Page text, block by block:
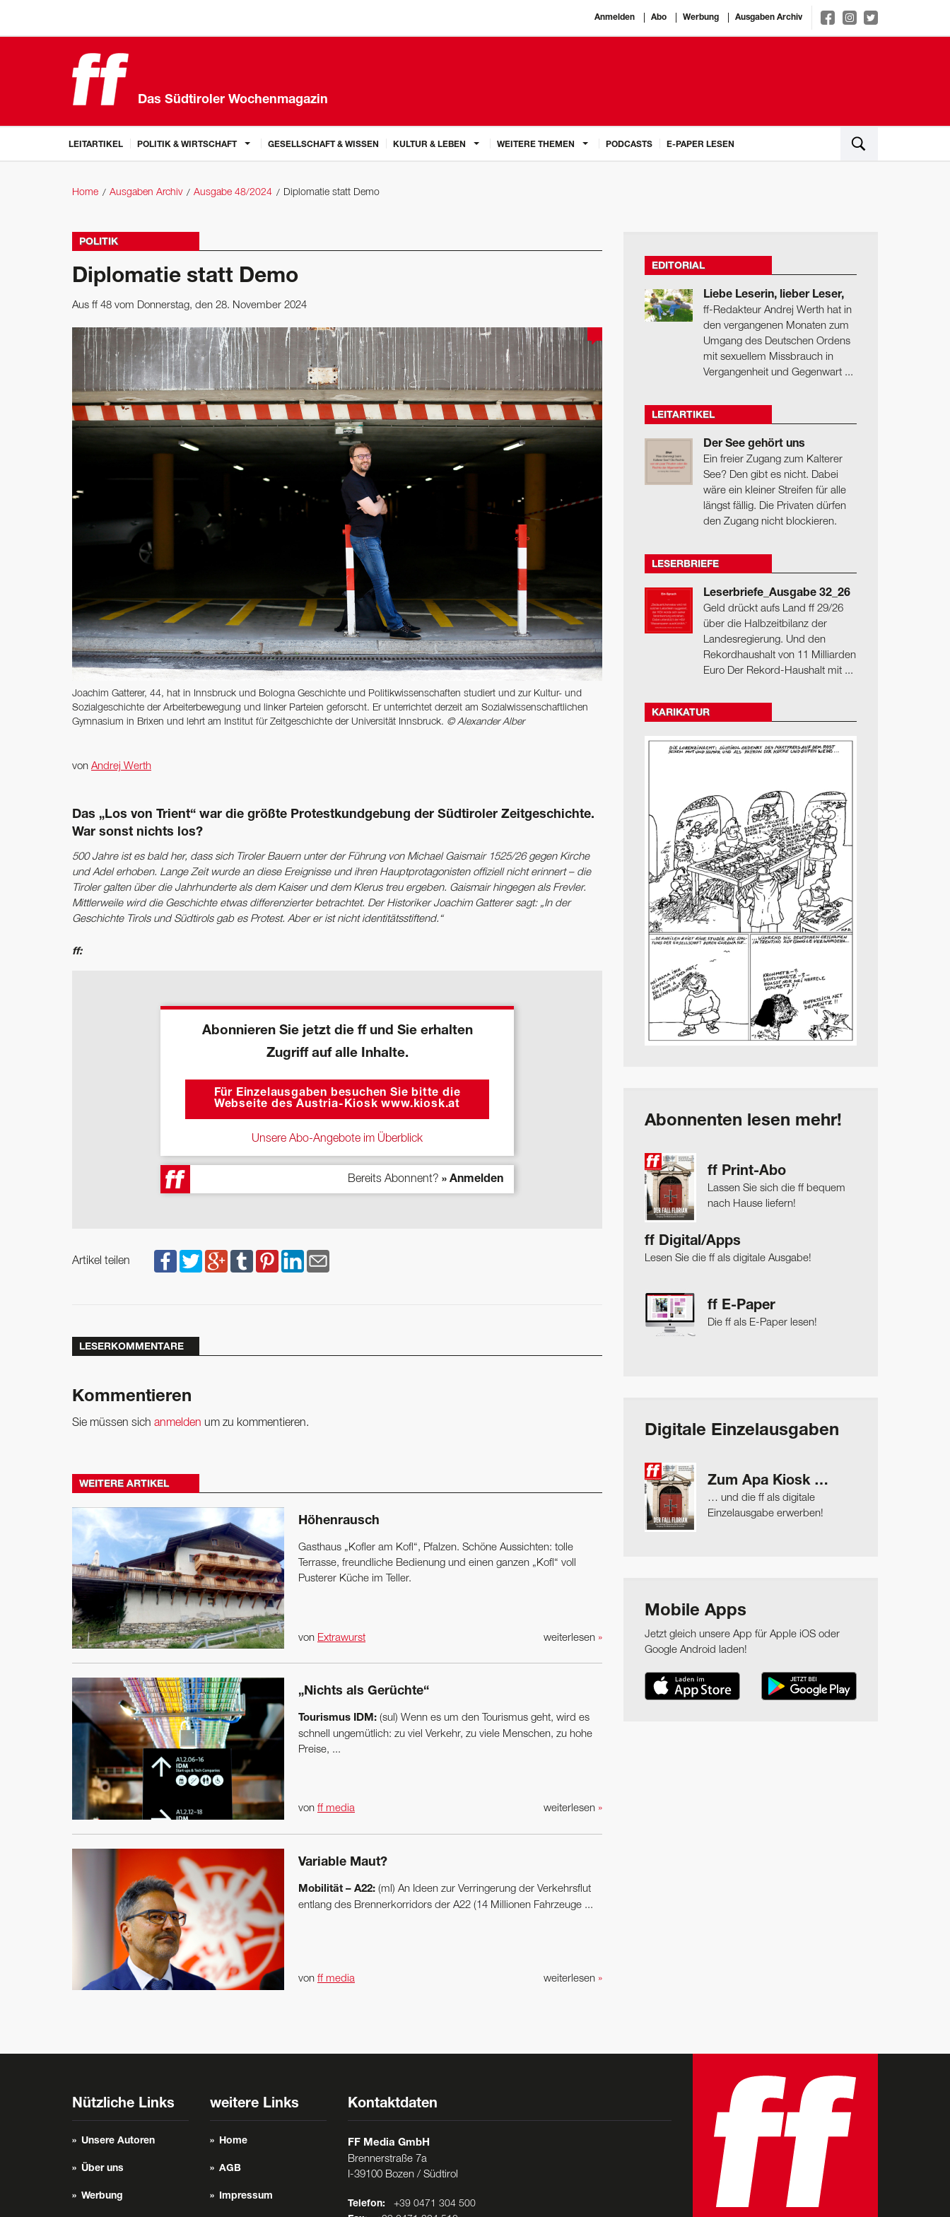
Anmelden Abo Werbung Ausgaben Archiv
Das Südtiroler Wochenmagazin
LEITARTIKEL POLITIK & WIRTSCHAFT GESELLSCHAFT & WISSEN KULTUR & LEBEN WEITERE THEMEN PODCASTS E-PAPER LESEN
Home Ausgaben Archiv Ausgabe 48/2024 Diplomatie statt Demo
POLITIK
Diplomatie statt Demo
Aus ff 48 vom Donnerstag, den 28. November 2024
Joachim Gatterer, 44, hat in Innsbruck und Bologna Geschichte und Politikwissenschaften studiert und zur Kultur- und
Sozialgeschichte der Arbeiterbewegung und linker Parteien geforscht. Er ­unterrichtet derzeit am Sozialwissenschaftlichen
Gymnasium in ­Brixen und lehrt am ­Institut für Zeitgeschichte der Universität Innsbruck. © Alexander Alber
von Andrej Werth
Das „Los von Trient“ war die größte Protest­kundgebung der Südtiroler ­Zeitgeschichte.
War sonst nichts los?
500 Jahre ist es bald her, dass sich Tiroler Bauern unter der Führung von Michael Gaismair 1525/26 gegen Kirche
und Adel erhoben. Lange Zeit wurde an diese Ereignisse und ihren Hauptprotagonisten offiziell nicht erinnert – die
Tiroler galten über die Jahrhunderte als dem Kaiser und dem Klerus treu ergeben. Gaismair hingegen als Frevler.
Mittlerweile wird die Geschichte etwas differenzierter betrachtet. Der Historiker Joachim Gatterer sagt: „In der
Geschichte Tirols und Südtirols gab es Protest. Aber er ist nicht identitätsstiftend.“
ff:
Abonnieren Sie jetzt die ff und Sie erhalten
Zugriff auf alle Inhalte.
Für Einzelausgaben besuchen Sie bitte die
Webseite des Austria-Kiosk www.kiosk.at
Unsere Abo-Angebote im Überblick
Bereits Abonnent? » Anmelden
Artikel teilen
LESERKOMMENTARE
Kommentieren
Sie müssen sich anmelden um zu kommentieren.
WEITERE ARTIKEL
Höhenrausch
Gasthaus „Kofler am Kofl“, Pfalzen. Schöne Aussichten: tolle
Terrasse, freundliche Bedienung und einen ganzen „Kofl“ voll
Pusterer Küche im Teller.
weiterlesen »
von Extrawurst
„Nichts als Gerüchte“
Tourismus IDM: (sul) Wenn es um den Tourismus geht, wird es
schnell ungemütlich: zu viel Verkehr, zu viele Menschen, zu hohe
Preise, ...
weiterlesen »
von ff media
Variable Maut?
Mobilität – A22: (ml) An Ideen zur Verringerung der Verkehrsflut
entlang des Brennerkorridors der A22 (14 Millionen Fahrzeuge ...
weiterlesen »
von ff media
EDITORIAL
Liebe Leserin, lieber Leser,
ff-Redakteur Andrej Werth hat in
den vergangenen Monaten zum
Umgang des Deutschen Ordens
mit sexuellem Missbrauch in
Vergangenheit und Gegenwart ...
LEITARTIKEL
Der See gehört uns
Ein freier Zugang zum Kalterer
See? Den gibt es nicht. Dabei
wäre ein kleiner Streifen für alle
längst fällig. Die Privaten dürfen
den Zugang nicht blockieren.
LESERBRIEFE
Leserbriefe_Ausgabe 32_26
Geld drückt aufs Land ff 29/26
über die Halbzeitbilanz der
Landesregierung. Und den
Rekordhaushalt von 11 Milliarden
Euro Der Rekord-Haushalt mit ...
KARIKATUR
Abonnenten lesen mehr!
ff Print-Abo
Lassen Sie sich die ff bequem
nach Hause liefern!
ff Digital/Apps
Lesen Sie die ff als digitale Ausgabe!
ff E-Paper
Die ff als E-Paper lesen!
Digitale Einzelausgaben
Zum Apa Kiosk …
… und die ff als digitale
Einzelausgabe erwerben!
Mobile Apps
Jetzt gleich unsere App für Apple iOS oder
Google Android laden!
Nützliche Links
Unsere Autoren
Über uns
Werbung
weitere Links
Home
AGB
Impressum
Kontaktdaten
FF Media GmbH
Brennerstraße 7a
I-39100 Bozen / Südtirol
Telefon: +39 0471 304 500